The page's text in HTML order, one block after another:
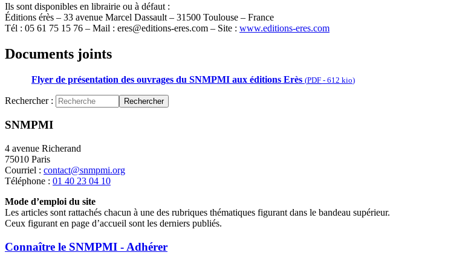
Ils sont disponibles en librairie ou à défaut :
Éditions érès – 33 avenue Marcel Dassault – 31500 Toulouse – France
Tél : 05 61 75 15 76 – Mail : eres@editions-eres.com – Site : www.editions-eres.com
Documents joints
Flyer de présentation des ouvrages du SNMPMI aux éditions Erès (PDF - 612 kio)
Rechercher : Rechercher
SNMPMI
4 avenue Richerand
75010 Paris
Courriel : contact@snmpmi.org
Téléphone : 01 40 23 04 10
Mode d’emploi du site
Les articles sont rattachés chacun à une des rubriques thématiques figurant dans le bandeau supérieur.
Ceux figurant en page d’accueil sont les derniers publiés.
Connaître le SNMPMI - Adhérer